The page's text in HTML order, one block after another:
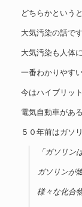
どちらかというと
大気汚染の話です
大気汚染も人体
一番わかりやす
今はハイブリッ
電気自動車があ
５０年前はガソ
「ガソリン
ガソリンが
様々な化合